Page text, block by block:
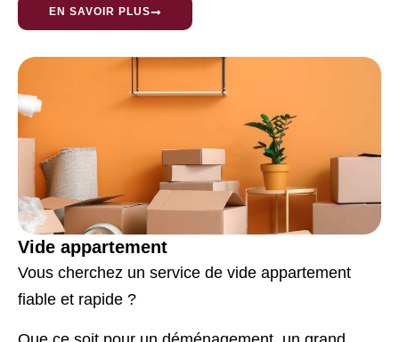
EN SAVOIR PLUS
Vide appartement
Vous cherchez un service de vide appartement
fiable et rapide ?